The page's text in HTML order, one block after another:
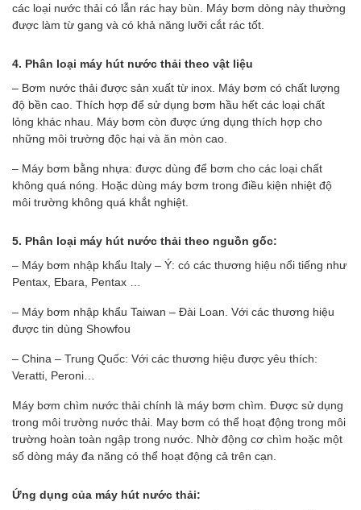
các loại nước thải có lẫn rác hay bùn. Máy bơm dòng này thường
được làm từ gang và có khả năng lưỡi cắt rác tốt.
4. Phân loại máy hút nước thải theo vật liệu
– Bơm nước thải được sản xuất từ inox. Máy bơm có chất lượng
độ bền cao. Thích hợp để sử dụng bơm hầu hết các loại chất
lỏng khác nhau. Máy bơm còn được ứng dụng thích hợp cho
những môi trường độc hại và ăn mòn cao.
– Máy bơm bằng nhựa: được dùng để bơm cho các loại chất
không quá nóng. Hoặc dùng máy bơm trong điều kiện nhiệt độ
môi trường không quá khắt nghiệt.
5. Phân loại máy hút nước thải theo nguồn gốc:
– Máy bơm nhập khẩu Italy – Ý: có các thương hiệu nổi tiếng như
Pentax, Ebara, Pentax …
– Máy bơm nhập khẩu Taiwan – Đài Loan. Với các thương hiệu
được tin dùng Showfou
– China – Trung Quốc: Với các thương hiệu được yêu thích:
Veratti, Peroni…
Máy bơm chìm nước thải chính là máy bơm chìm. Được sử dụng
trong môi trường nước thải. May bơm có thể hoạt động trong môi
trường hoàn toàn ngập trong nước. Nhờ động cơ chìm hoặc một
số dòng máy đa năng có thể hoạt động cả trên cạn.
Ứng dụng của máy hút nước thải: